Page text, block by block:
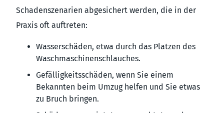
Schadenszenarien abgesichert werden, die in der
Praxis oft auftreten:
Wasserschäden, etwa durch das Platzen des
Waschmaschinenschlauches.
Gefälligkeitsschäden, wenn Sie einem
Bekannten beim Umzug helfen und Sie etwas
zu Bruch bringen.